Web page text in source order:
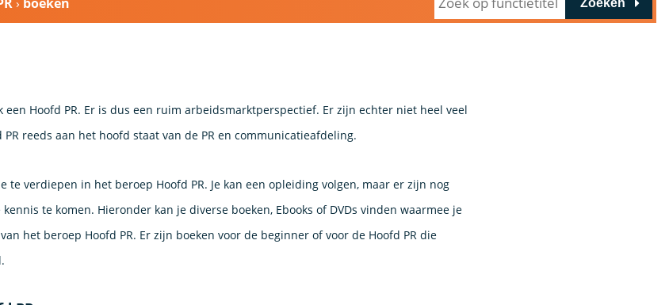
Zoeken
een Hoofd PR. Er is dus een ruim arbeidsmarktperspectief. Er zijn echter niet heel veel
reeds aan het hoofd staat van de PR en communicatieafdeling.
verdiepen in het beroep Hoofd PR. Je kan een opleiding volgen, maar er zijn nog
te komen. Hieronder kan je diverse boeken, Ebooks of DVDs vinden waarmee je
het beroep Hoofd PR. Er zijn boeken voor de beginner of voor de Hoofd PR die